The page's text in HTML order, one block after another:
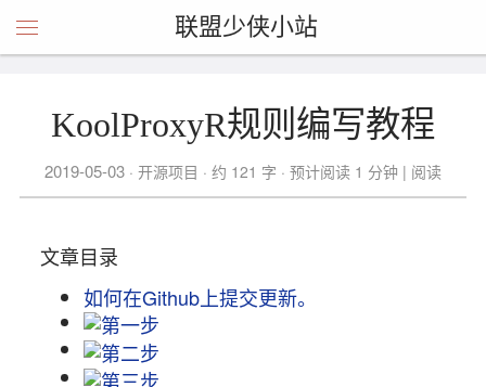
联盟少侠小站
KoolProxyR规则编写教程
2019-05-03 开源项目 约 121 字 预计阅读 1 分钟 | 阅读
文章目录
如何在Github上提交更新。